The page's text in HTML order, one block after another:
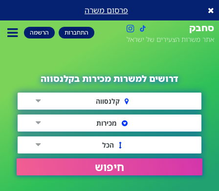
פרסום משרה
סחבק
אתר משרות הצעירים של ישראל
התחברות הרשמה
דרושים למשרות מכירות בקלנסווה
קלנסווה
מכירות
הכל
חיפוש